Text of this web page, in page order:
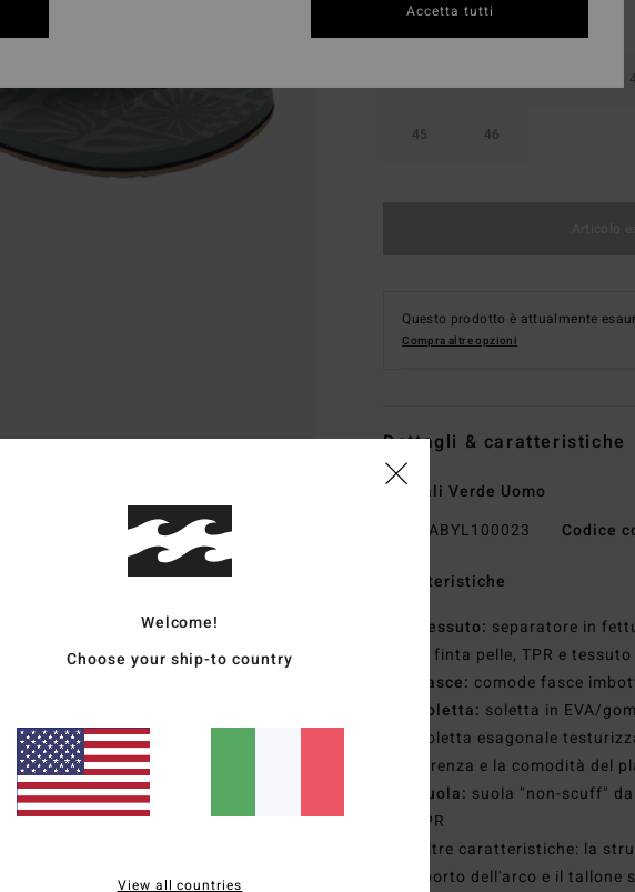
45 46
Questo prodotto è attualmente
Compra altre opzioni
Dettagli & caratteristiche
Sandali Verde Uomo
ABYL100023 Codice
Caratteristiche
Tessuto: separatore in
EVA, finta pelle, TPR e tessuto
Fasce: comode fasce
Soletta: soletta in EVA/
Soletta esagonale
l'aderenza e la comodità del
Suola: suola "non-scuff"
in TPR
Altre caratteristiche: la
supporto dell'arco e il tallone
Welcome!
Choose your ship-to country
View all countries
Accetta tutti